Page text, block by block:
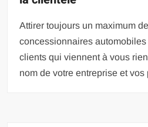
Attirer toujours un maximum
concessionnaires
clients qui viennent à vous
nom de votre entreprise et vos